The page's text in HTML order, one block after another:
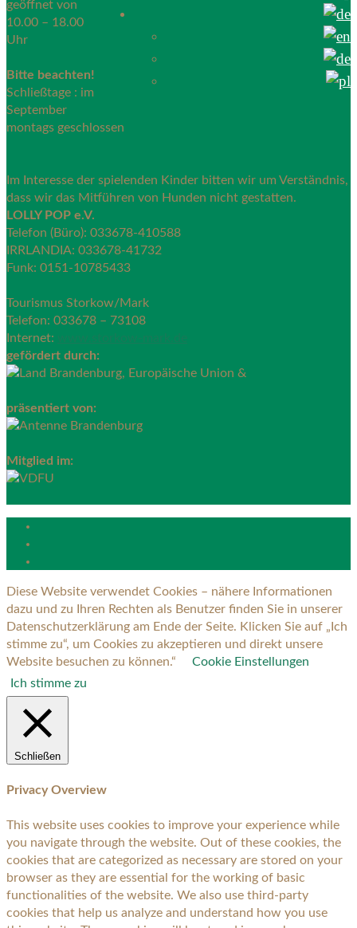
geöffnet von
10.00 – 18.00
Uhr
Bitte beachten!
Schließtage : im
September
montags geschlossen
Im Interesse der spielenden Kinder bitten wir um Verständnis,
dass wir das Mitführen von Hunden nicht gestatten.
LOLLY POP e.V.
Telefon (Büro): 033678-410588
IRRLANDIA: 033678-41732
Funk: 0151-10785433
Tourismus Storkow/Mark
Telefon: 033678 – 73108
Internet: www.storkow-mark.de
gefördert durch:
präsentiert von:
Mitglied im:
Diese Website verwendet Cookies – nähere Informationen
dazu und zu Ihren Rechten als Benutzer finden Sie in unserer
Datenschutzerklärung am Ende der Seite. Klicken Sie auf „Ich
stimme zu“, um Cookies zu akzeptieren und direkt unsere
Website besuchen zu können.“
Cookie Einstellungen
Ich stimme zu
Schließen
Privacy Overview
This website uses cookies to improve your experience while
you navigate through the website. Out of these cookies, the
cookies that are categorized as necessary are stored on your
browser as they are essential for the working of basic
functionalities of the website. We also use third-party
cookies that help us analyze and understand how you use